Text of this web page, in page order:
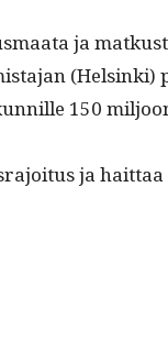
ja
(Helsin­ki)
150
ja hait­taa